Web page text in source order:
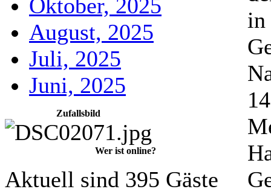
Oktober, 2025
August, 2025
Juli, 2025
Juni, 2025
Zufallsbild
Wer ist online?
Aktuell sind 395 Gäste
in